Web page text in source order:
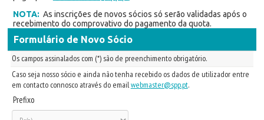
NOTA: As inscrições de novos sócios só serão validadas após o
recebimento do comprovativo do pagamento da quota.
Formulário de Novo Sócio
Os campos assinalados com (*) são de preenchimento obrigatório.
Caso seja nosso sócio e ainda não tenha recebido os dados de utilizador entre
em contacto connosco através do emailwebmaster@spp.pt.
Prefixo